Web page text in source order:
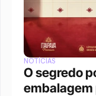
NOTÍCIAS
O segredo
embalagem